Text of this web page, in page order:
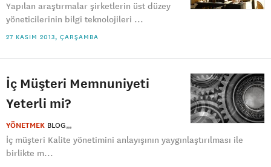
Yapılan araştırmalar şirketlerin üst düzey
yöneticilerinin bilgi teknolojileri ...
27 KASIM 2013, ÇARŞAMBA
İç Müşteri Memnuniyeti
Yeterli mi?
YÖNETMEK BLOG
İç müşteri Kalite yönetimini anlayışının yaygınlaştırılması ile
birlikte m...